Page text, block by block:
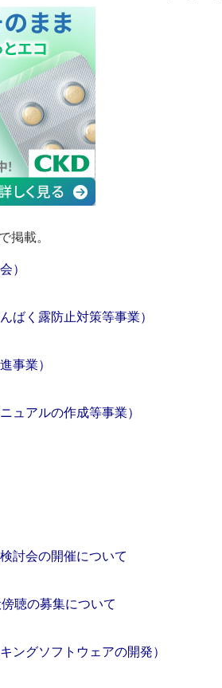
掲載。
）
ばく露防止対策等事業）
事業）
ュアルの作成等事業）
討会の開催について
聴の募集について
ングソフトウェアの開発）